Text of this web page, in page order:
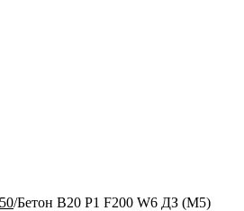
/Бетон В20 Р1 F200 W6 ДЗ (М5)